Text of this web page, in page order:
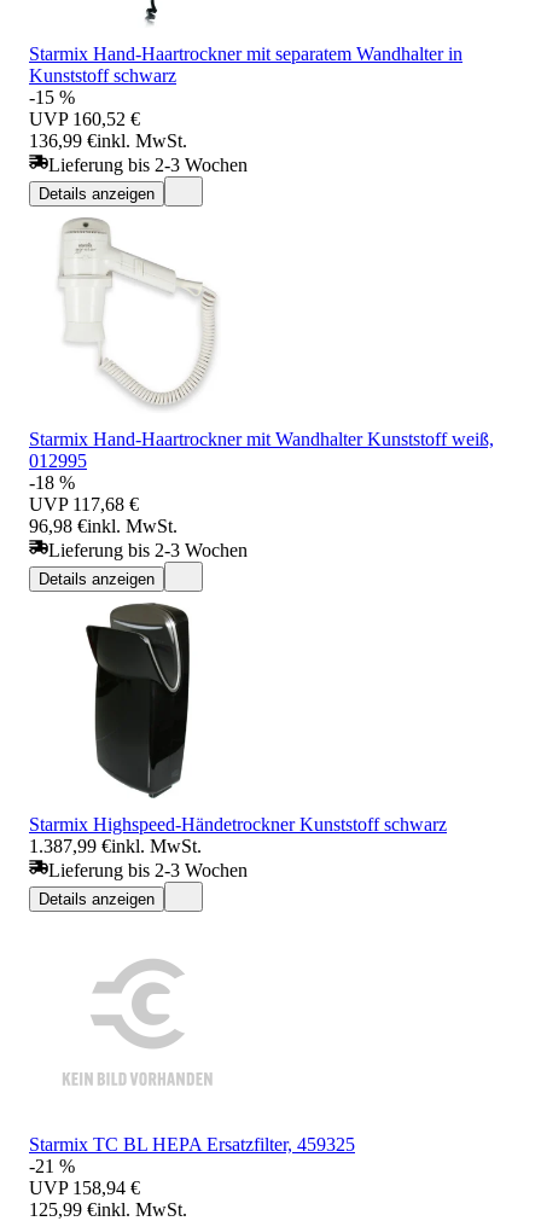
Starmix Hand-Haartrockner mit separatem Wandhalter in
Kunststoff schwarz
-15 %
UVP 160,52 €
136,99 €inkl. MwSt.
Lieferung bis 2-3 Wochen
Details anzeigen
Starmix Hand-Haartrockner mit Wandhalter Kunststoff weiß,
012995
-18 %
UVP 117,68 €
96,98 €inkl. MwSt.
Lieferung bis 2-3 Wochen
Details anzeigen
Starmix Highspeed-Händetrockner Kunststoff schwarz
1.387,99 €inkl. MwSt.
Lieferung bis 2-3 Wochen
Details anzeigen
Starmix TC BL HEPA Ersatzfilter, 459325
-21 %
UVP 158,94 €
125,99 €inkl. MwSt.